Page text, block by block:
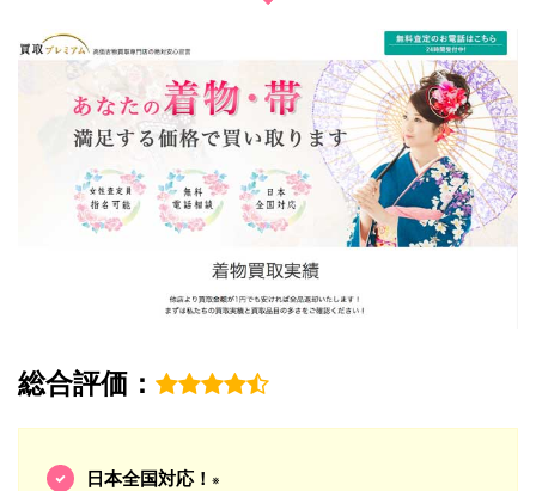
総合評価：
日本全国対応！ ※